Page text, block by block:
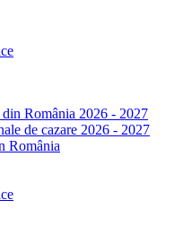
din România 2026 - 2027
de cazare 2026 - 2027
România